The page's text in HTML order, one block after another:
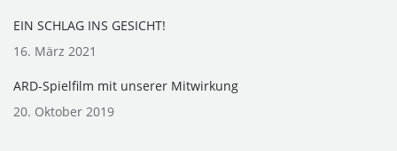
EIN SCHLAG INS GESICHT!
16. März 2021
ARD-Spielfilm mit unserer Mitwirkung
20. Oktober 2019